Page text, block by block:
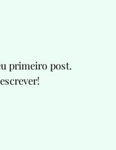
primeiro post.